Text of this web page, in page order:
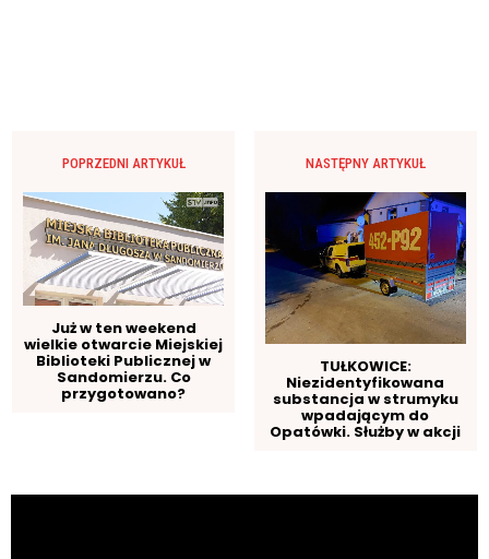
POPRZEDNI ARTYKUŁ
Już w ten weekend
wielkie otwarcie Miejskiej
Biblioteki Publicznej w
Sandomierzu. Co
przygotowano?
NASTĘPNY ARTYKUŁ
TUŁKOWICE:
Niezidentyfikowana
substancja w strumyku
wpadającym do
Opatówki. Służby w akcji